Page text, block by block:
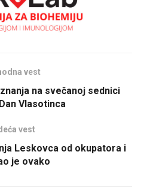
vest
na svečanoj sednici
Vlasotinca
vest
Leskovca od okupatora i
je ovako